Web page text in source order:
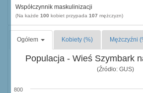
Współczynnik maskulinizacji
(Na każde 100 kobiet przypada 107 mężczyzn)
Ogółem Kobiety (%) Mężczyźni
Populacja - Wieś Szymbark
(Źródło: GUS)
800